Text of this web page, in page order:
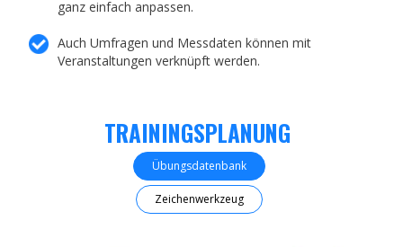
ganz einfach anpassen.
Auch Umfragen und Messdaten können mit
Veranstaltungen verknüpft werden.
TRAININGSPLANUNG
Übungsdatenbank
Zeichenwerkzeug